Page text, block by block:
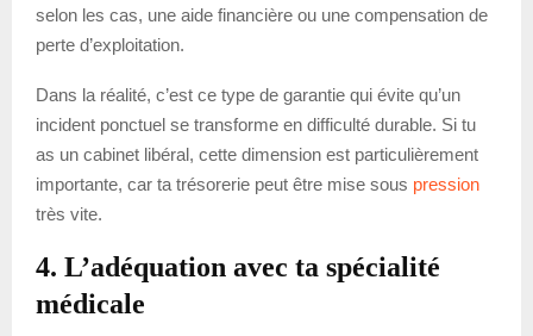
selon les cas, une aide financière ou une compensation de
perte d’exploitation.
Dans la réalité, c’est ce type de garantie qui évite qu’un
incident ponctuel se transforme en difficulté durable. Si tu
as un cabinet libéral, cette dimension est particulièrement
importante, car ta trésorerie peut être mise sous pression
très vite.
4. L’adéquation avec ta spécialité
médicale